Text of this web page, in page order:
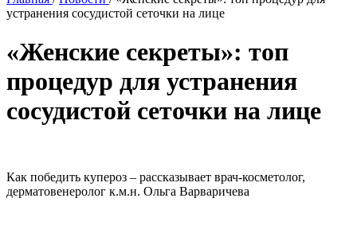
устранения сосудистой сеточки на лице
«Женские секреты»: топ
процедур для устранения
сосудистой сеточки на лице
Как победить купероз – рассказывает врач-косметолог,
дерматовенеролог к.м.н. Ольга Варваричева